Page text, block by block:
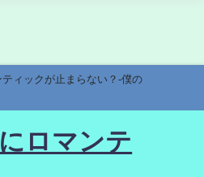
ィックが止まらない？-僕の
ロマンテ